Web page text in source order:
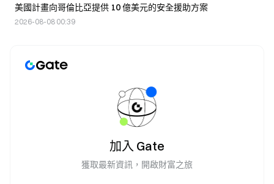
美國計畫向哥倫比亞提供 10 億美元的安全援助方案
2026-08-08 00:39
加入 Gate
獲取最新資訊，開啟財富之旅